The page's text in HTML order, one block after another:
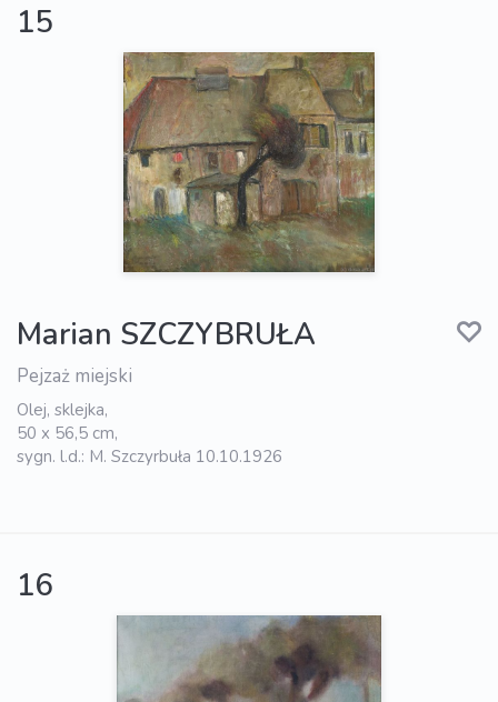
15
Marian SZCZYBRUŁA
Pejzaż miejski
Olej, sklejka,
50 x 56,5 cm,
sygn. l.d.: M. Szczyrbuła 10.10.1926
16